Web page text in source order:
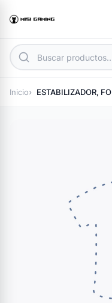
Inicio ESTABILIZADOR,